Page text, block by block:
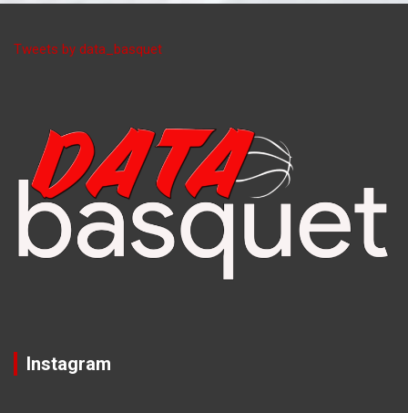
Tweets by data_basquet
Instagram